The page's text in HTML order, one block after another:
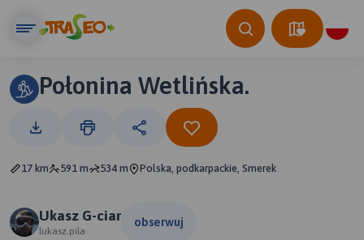
Połonina Wetlińska.
17 km 591 m 534 m Polska, podkarpackie, Smerek
Ukasz G-ciar
lukasz.pila
obserwuj